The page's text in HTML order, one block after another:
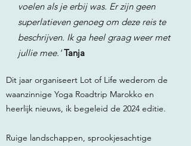
voelen als je erbij was. Er zijn geen
superlatieven genoeg om deze reis te
beschrijven. Ik ga heel graag weer met
jullie mee.'Tanja
Dit jaar organiseert Lot of Life wederom de
waanzinnige Yoga Roadtrip Marokko en
heerlijk nieuws, ik begeleid de 2024 editie.
Ruige landschappen, sprookjesachtige